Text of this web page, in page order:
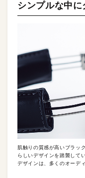
シンプルな中
肌触りの質感が高いブラッ
らしいデザインを踏襲して
デザインは、多くのオーデ